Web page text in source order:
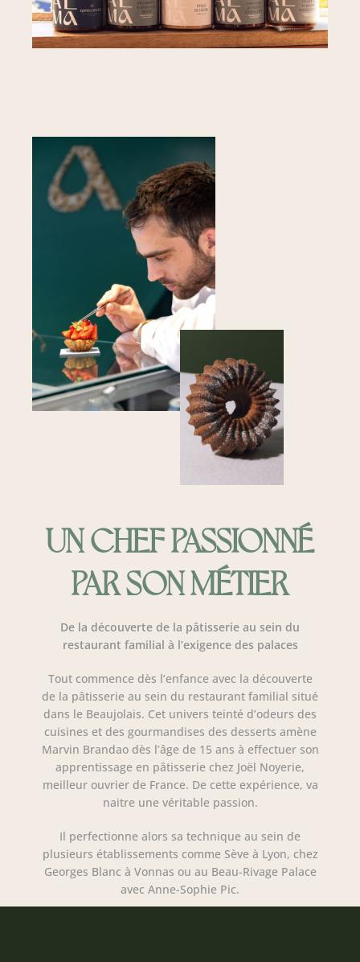
UN CHEF PASSIONNÉ
PAR SON MÉTIER
De la découverte de la pâtisserie au sein du
restaurant familial à l’exigence des palaces
Tout commence dès l’enfance avec la découverte
de la pâtisserie au sein du restaurant familial situé
dans le Beaujolais. Cet univers teinté d’odeurs des
cuisines et des gourmandises des desserts amène
Marvin Brandao dès l’âge de 15 ans à effectuer son
apprentissage en pâtisserie chez Joël Noyerie,
meilleur ouvrier de France. De cette expérience, va
naitre une véritable passion.
Il perfectionne alors sa technique au sein de
plusieurs établissements comme Sève à Lyon, chez
Georges Blanc à Vonnas ou au Beau-Rivage Palace
avec Anne-Sophie Pic.